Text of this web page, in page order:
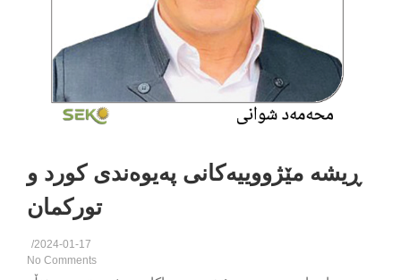
مێژووییەکانی پەیوەندی کورد و
تورکمان
2024-01-17
/
No Comments